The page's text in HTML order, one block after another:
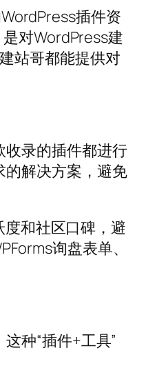
插件资
对WordPress建
站哥都能提供对
录的插件都进行
的解决方案，避免
和社区口碑，避
询盘表单、
种“插件+工具”